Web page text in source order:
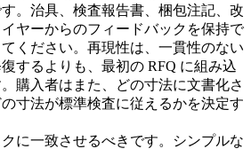
。治具、検査報告書、梱包注記、改
ヤーからのフィードバックを保持で
ください。再現性は、一貫性のない
するよりも、最初の RFQ に組み込
購入者はまた、どの寸法に文書化さ
寸法が標準検査に従えるかを決定す
に一致させるべきです。シンプルな